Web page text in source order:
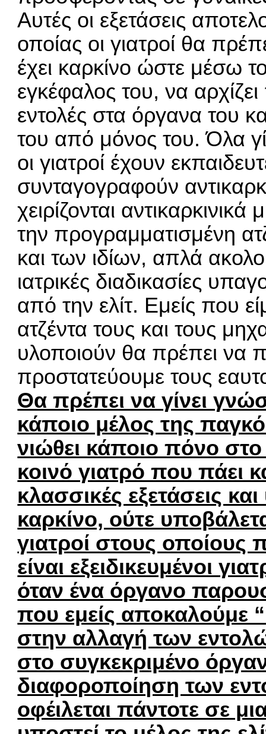
Αυτές οι εξετάσεις
οποίας οι γιατροί θα
έχει καρκίνο ώστε μέσω
εγκέφαλος του, να
εντολές στα όργανα του
του από μόνος του. Όλα
οι γιατροί έχουν
συνταγογραφούν
χειρίζονται
την προγραμματισμένη
και των ιδίων, απλά
ιατρικές διαδικασίες
από την ελίτ. Εμείς που
ατζέντα τους και τους
υλοποιούν θα πρέπει να
προστατεύουμε τους
Θα πρέπει να γίνει
κάποιο μέλος της
νιώθει κάποιο πόνο
κοινό γιατρό που πάει
κλασσικές εξετάσεις
καρκίνο, ούτε
γιατροί στους οποίους
είναι εξειδικευμένοι
όταν ένα όργανο
που εμείς αποκαλούμε
στην αλλαγή των
στο συγκεκριμένο
διαφοροποίηση των
οφέιλεται πάντοτε σε